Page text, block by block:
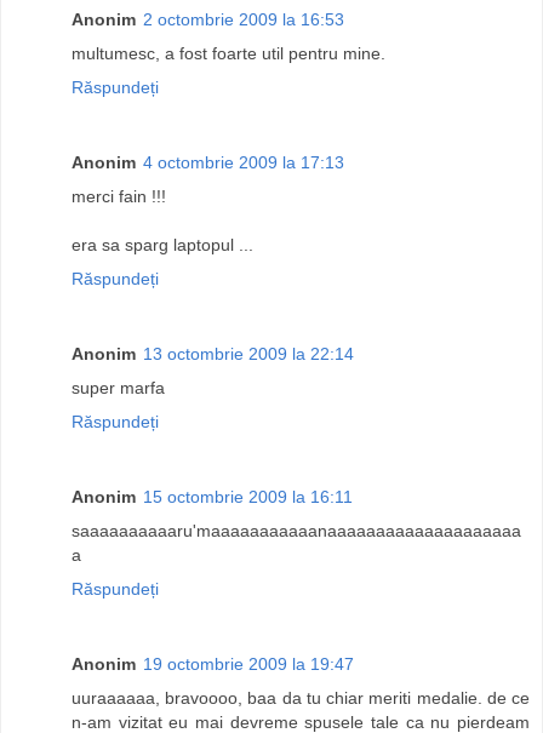
Anonim 2 octombrie 2009 la 16:53
multumesc, a fost foarte util pentru mine.
Răspundeți
Anonim 4 octombrie 2009 la 17:13
merci fain !!!
era sa sparg laptopul ...
Răspundeți
Anonim 13 octombrie 2009 la 22:14
super marfa
Răspundeți
Anonim 15 octombrie 2009 la 16:11
saaaaaaaaaaru'maaaaaaaaaaanaaaaaaaaaaaaaaaaaaaa
a
Răspundeți
Anonim 19 octombrie 2009 la 19:47
uuraaaaaa, bravoooo, baa da tu chiar meriti medalie. de ce
n-am vizitat eu mai devreme spusele tale ca nu pierdeam